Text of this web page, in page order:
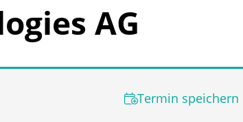
AG
Termin speichern